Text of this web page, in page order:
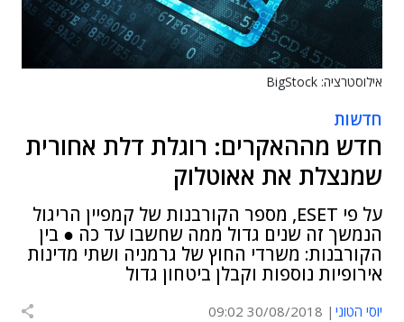
אילוסטרציה: BigStock
חדשות
חדש מההאקרים: רוגלת דלת אחורית
שמנצלת את אאוטלוק
על פי ESET, מספר הקורבנות של קמפיין הריגול
הנמשך זה שנים גדול ממה שחשבו עד כה ● בין
הקורבנות: משרדי החוץ של גרמניה ושתי מדינות
אירופיות נוספות וקבלן ביטחון גדול
יוסי הטוני 30/08/2018 09:02